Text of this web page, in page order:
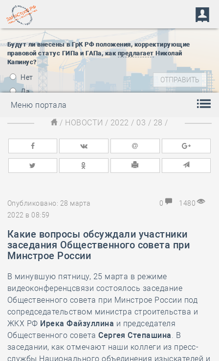
Будут ли внесены в ГрК РФ положения, корректирующие
правовой статус ГИПа и ГАПа, как предлагает Николай
Капинус?
Нет
Да
Меню портала
/ НОВОСТИ / 2022 / 03 / 28 /
Опубликовано: 28 марта
2022 в 08:59
0 1480
Какие вопросы обсуждали участники
заседания Общественного совета при
Минстрое России
В минувшую пятницу, 25 марта в режиме
видеоконференцсвязи состоялось заседание
Общественного совета при Минстрое России под
сопредседательством министра строительства и
ЖКХ РФ Ирека Файзуллина и председателя
Общественного советаСергея Степашина. В
заседании, как отмечают наши коллеги из пресс-
службы Национального объединения изыскателей и